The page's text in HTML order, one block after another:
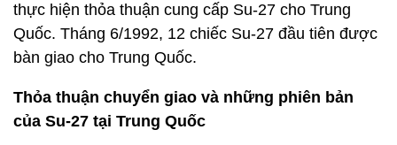
thực hiện thỏa thuận cung cấp Su-27 cho Trung
Quốc. Tháng 6/1992, 12 chiếc Su-27 đầu tiên được
bàn giao cho Trung Quốc.
Thỏa thuận chuyển giao và những phiên bản
của Su-27 tại Trung Quốc